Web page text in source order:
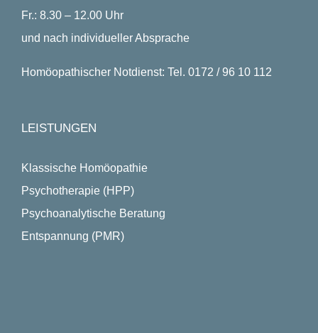
Fr.: 8.30 – 12.00 Uhr
und nach individueller Absprache
Homöopathischer Notdienst: Tel. 0172 / 96 10 112
LEISTUNGEN
Klassische Homöopathie
Psychotherapie (HPP)
Psychoanalytische Beratung
Entspannung (PMR)